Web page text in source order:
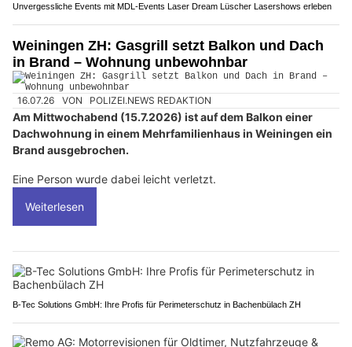
Unvergessliche Events mit MDL-Events Laser Dream Lüscher Lasershows erleben
Weiningen ZH: Gasgrill setzt Balkon und Dach
in Brand – Wohnung unbewohnbar
16.07.26 VON POLIZEI.NEWS REDAKTION
Am Mittwochabend (15.7.2026) ist auf dem Balkon einer
Dachwohnung in einem Mehrfamilienhaus in Weiningen ein
Brand ausgebrochen.
Eine Person wurde dabei leicht verletzt.
Weiterlesen
B-Tec Solutions GmbH: Ihre Profis für Perimeterschutz in Bachenbülach ZH